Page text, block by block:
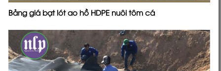
Bảng giá bạt lót ao hồ HDPE nuôi tôm cá